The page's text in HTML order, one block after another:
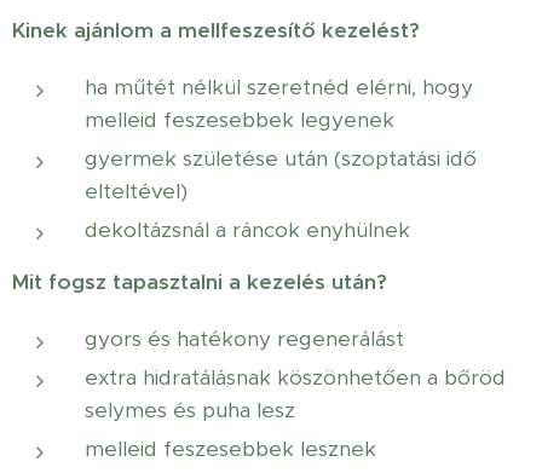
Kinek ajánlom a mellfeszesítő kezelést?
ha műtét nélkül szeretnéd elérni, hogy
melleid feszesebbek legyenek
gyermek születése után (szoptatási idő
elteltével)
dekoltázsnál a ráncok enyhülnek
Mit fogsz tapasztalni a kezelés után?
gyors és hatékony regenerálást
extra hidratálásnak köszönhetően a bőröd
selymes és puha lesz
melleid feszesebbek lesznek